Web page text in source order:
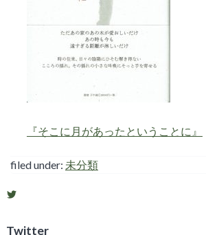
『そこに月があったということに』
filed under: 未分類
の
Twitter